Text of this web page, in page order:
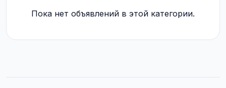
Пока нет объявлений в этой категории.